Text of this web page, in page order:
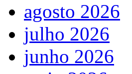
agosto 2026
julho 2026
junho 2026